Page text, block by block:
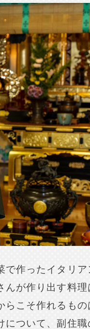
作ったイタリア
んが作り出す料理
らこそ作れるもの
ついて、副住職